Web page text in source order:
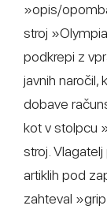
»opis/
stroj
podkrepi z
javnih naročil,
dobave
kot v stolpcu
stroj.
artiklih pod
zahteval